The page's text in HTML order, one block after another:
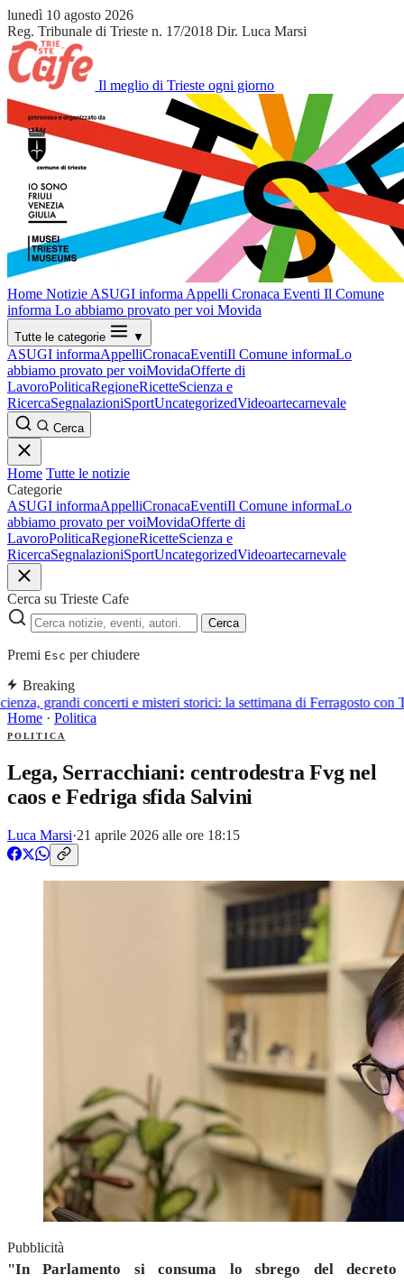
lunedì 10 agosto 2026
Reg. Tribunale di Trieste n. 17/2018 Dir. Luca Marsi
Il meglio di Trieste ogni giorno
Home Notizie ASUGI informa Appelli Cronaca Eventi Il Comune
informa Lo abbiamo provato per voi Movida
Tutte le categorie ▼
ASUGI informaAppelliCronacaEventiIl Comune informaLo
abbiamo provato per voiMovidaOfferte di
LavoroPoliticaRegioneRicetteScienza e
RicercaSegnalazioniSportUncategorizedVideoartecarnevale
Cerca
Home Tutte le notizie
Categorie
ASUGI informaAppelliCronacaEventiIl Comune informaLo
abbiamo provato per voiMovidaOfferte di
LavoroPoliticaRegioneRicetteScienza e
RicercaSegnalazioniSportUncategorizedVideoartecarnevale
Cerca su Trieste Cafe
Cerca
Premi Esc per chiudere
Breaking
grandi concerti e misteri storici: la settimana di Ferragosto con
Home · Politica
POLITICA
Lega, Serracchiani: centrodestra Fvg nel
caos e Fedriga sfida Salvini
Luca Marsi·21 aprile 2026 alle ore 18:15
Pubblicità
"In Parlamento si consuma lo sbrego del decreto